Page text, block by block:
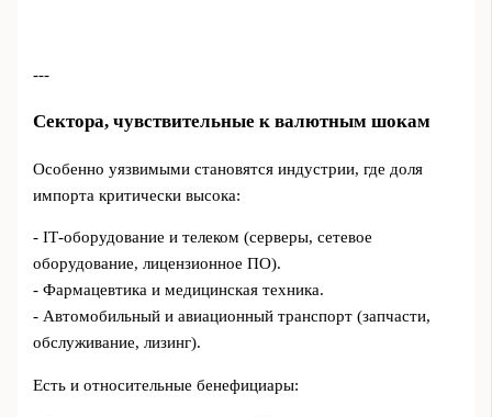
---
Сектора, чувствительные к валютным шокам
Особенно уязвимыми становятся индустрии, где доля
импорта критически высока:
- IT‑оборудование и телеком (серверы, сетевое
оборудование, лицензионное ПО).
- Фармацевтика и медицинская техника.
- Автомобильный и авиационный транспорт (запчасти,
обслуживание, лизинг).
Есть и относительные бенефициары: